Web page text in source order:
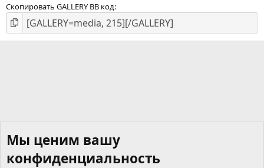
Скопировать GALLERY BB код
Мы ценим вашу
конфиденциальность